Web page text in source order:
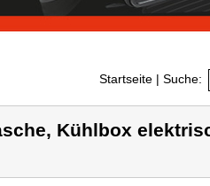
Startseite | Suche:
Kühlbox